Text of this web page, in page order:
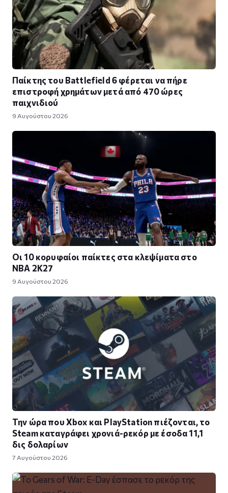
Παίκτης του Battlefield 6 φέρεται να πήρε
επιστροφή χρημάτων μετά από 470 ώρες
παιχνιδιού
9 Αυγούστου 2026
Οι 10 κορυφαίοι παίκτες στα κλεψίματα στο
NBA 2K27
9 Αυγούστου 2026
Την ώρα που Xbox και PlayStation πιέζονται, το
Steam καταγράφει χρονιά-ρεκόρ με έσοδα 11,1
δις δολαρίων
7 Αυγούστου 2026